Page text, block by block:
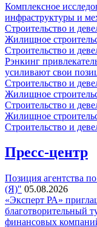
Комплексное
инфраструктуры и
Строительство и
Жилищное
Строительство и
Рэнкинг
усиливают свои
Строительство и
Жилищное
Строительство и
Жилищное
Строительство и
Пресс-центр
Позиция агентства
(Я)" 05.08.2026
«Эксперт РА»
благотворительный
финансовых